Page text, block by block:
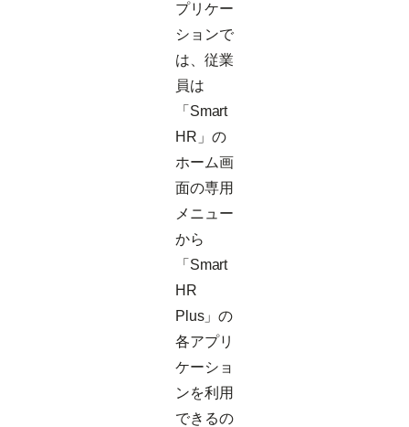
プリケー
ションで
は、従業
員は
「Smart
HR」の
ホーム画
面の専用
メニュー
から
「Smart
HR
Plus」の
各アプリ
ケーショ
ンを利用
できるの